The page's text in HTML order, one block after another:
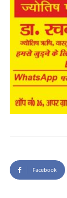
Facebook